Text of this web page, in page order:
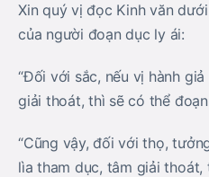
Xin quý vị đọc Kinh văn
của người đoạn dục ly ái:
“Đối với sắc, nếu vị hành
giải thoát, thì sẽ có thể
“Cũng vậy, đối với thọ,
lìa tham dục, tâm giải